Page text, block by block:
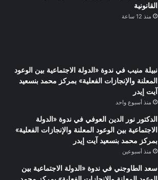
القانونية
منذ 12 ساعة
نبيلة منيب في ندوة «الدولة الاجتماعية بين الوعود
المعلنة والإنجازات الفعلية» بمركز محمد بنسعيد
آيت إيدر
منذ أسبوع واحد
الدكتور نور الدين العوفي في ندوة «الدولة
الاجتماعية بين الوعود المعلنة والإنجازات الفعلية»
بمركز محمد بنسعيد آيت إيدر
منذ أسبوعين
سعد الطاوجني في ندوة «الدولة الاجتماعية بين